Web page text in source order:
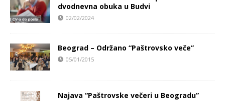
dvodnevna obuka u Budvi
02/02/2024
Beograd – Održano “Paštrovsko veče”
05/01/2015
Najava “Paštrovske večeri u Beogradu”